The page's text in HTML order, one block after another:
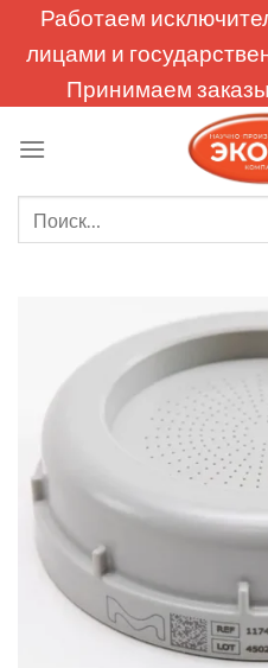
Работаем
лицами и
Принимаем